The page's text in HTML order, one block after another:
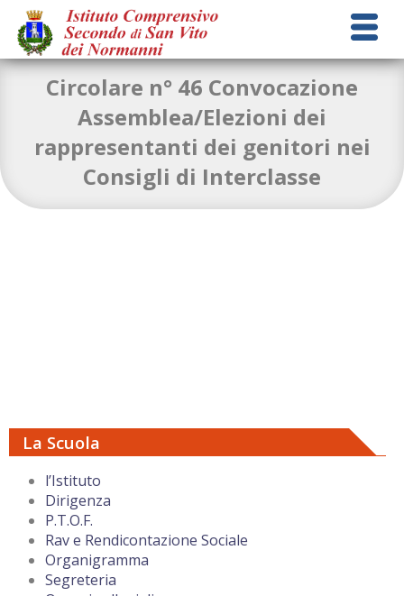
La Scuola
l’Istituto
Dirigenza
P.T.O.F.
Rav e Rendicontazione Sociale
Organigramma
Segreteria
Circolare n° 46 Convocazione
Assemblea/Elezioni dei
rappresentanti dei genitori nei
Consigli di Interclasse
circolare-n.-46-Indizione-Assemblea-Elezioni-dei-rappresentanti-
dei-genitori-nei-Consigli-di-Interclasse
Download